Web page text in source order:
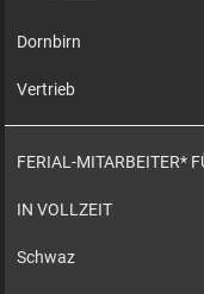
Dornbirn
Vertrieb
FERIAL-MITARBEITER*
IN VOLLZEIT
Schwaz